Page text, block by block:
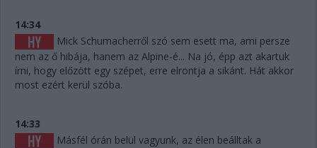
14:34
Mick Schumacherről szó sem esett ma, ami persze
nem az ő hibája, hanem az Alpine-é... Na jó, épp azt akartuk
írni, hogy előzött egy szépet, erre elrontja a sikánt. Hát akkor
most ezért kerül szóba.
14:33
Másfél órán belül vagyunk, az élen beálltak a